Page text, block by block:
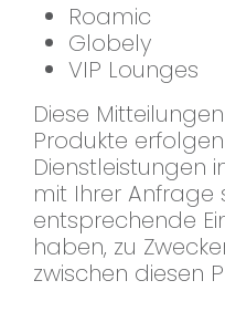
Roamic
Globely
VIP Lounges
Diese
Produkte
Dienstleistungen
mit Ihrer Anfrage
entsprechende
haben, zu
zwischen diesen